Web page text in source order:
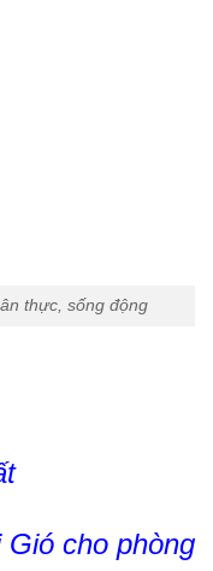
thực, sống động
Gió cho phòng